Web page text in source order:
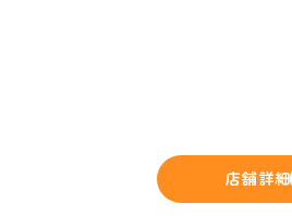
店舗詳細